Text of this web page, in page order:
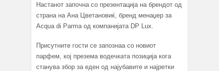
Настанот започна со презентација на брендот од
страна на Ана Цветановиќ, бренд менаџер за
Acqua di Parma од компанијата DP Lux.
Присутните гости се запознаа со новиот
парфем, кој презема водечката позиција кога
станува збор за еден од најубавите и најретки